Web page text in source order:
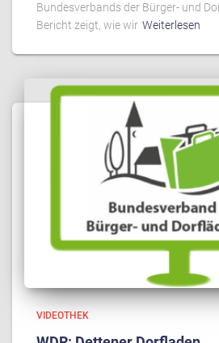
Bundesverbands der Bürger- und
Bericht zeigt, wie wir Weiterlesen
VIDEOTHEK